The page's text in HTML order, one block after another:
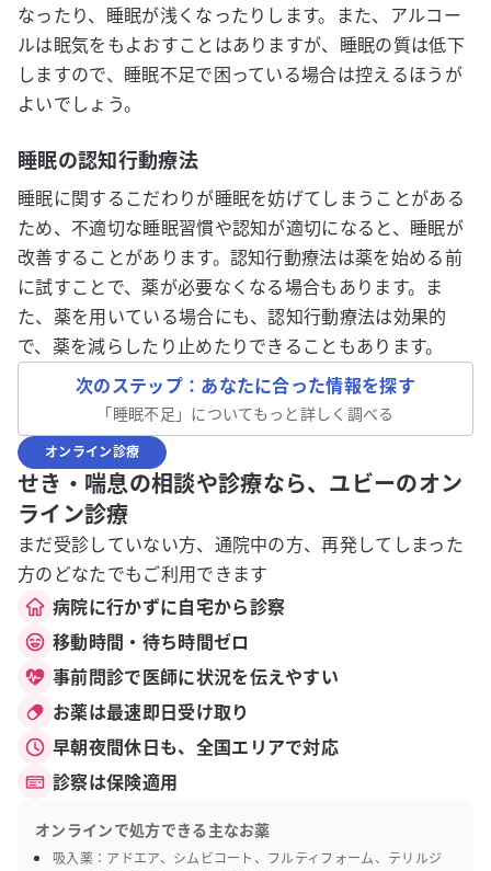
なったり、睡眠が浅くなったりします。また、アルコー
ルは眠気をもよおすことはありますが、睡眠の質は低下
しますので、睡眠不足で困っている場合は控えるほうが
よいでしょう。
睡眠の認知行動療法
睡眠に関するこだわりが睡眠を妨げてしまうことがある
ため、不適切な睡眠習慣や認知が適切になると、睡眠が
改善することがあります。認知行動療法は薬を始める前
に試すことで、薬が必要なくなる場合もあります。ま
た、薬を用いている場合にも、認知行動療法は効果的
で、薬を減らしたり止めたりできることもあります。
次のステップ：あなたに合った情報を探す
「睡眠不足 」についてもっと詳しく調べる
オンライン診療
せき・喘息の相談や診療なら、ユビーのオン
ライン診療
まだ受診していない方、通院中の方、再発してしまった
方のどなたでもご利用できます
病院に行かずに自宅から診察
移動時間・待ち時間ゼロ
事前問診で医師に状況を伝えやすい
お薬は最速即日受け取り
早朝夜間休日も、全国エリアで対応
診察は保険適用
オンラインで処方できる主なお薬
吸入薬：アドエア、シムビコート、フルティフォーム、テリルジ